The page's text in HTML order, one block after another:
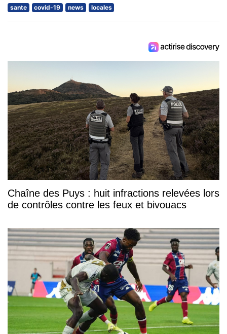
sante covid-19 news locales
Chaîne des Puys : huit infractions relevées lors
de contrôles contre les feux et bivouacs